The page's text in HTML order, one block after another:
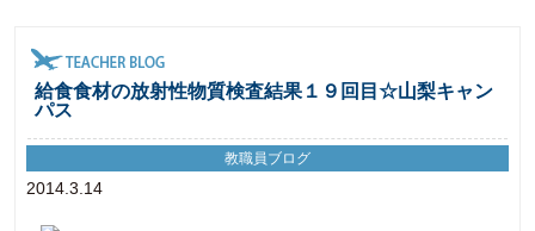
給食食材の放射性物質検査結果１９回目☆山梨キャン
パス
2014.3.14
教職員ブログ